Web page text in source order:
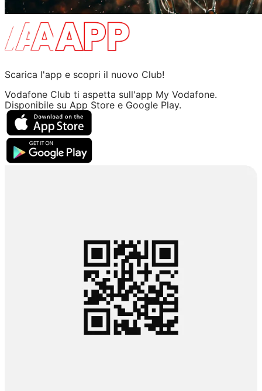
Scarica l'app e scopri il nuovo Club!
Vodafone Club ti aspetta sull'app My Vodafone.
Disponibile su App Store e Google Play.